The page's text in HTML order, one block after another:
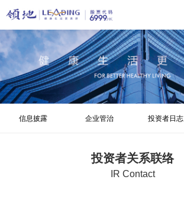
信息披露 企业管治 投资者日志
投资者关系联络
IR Contact